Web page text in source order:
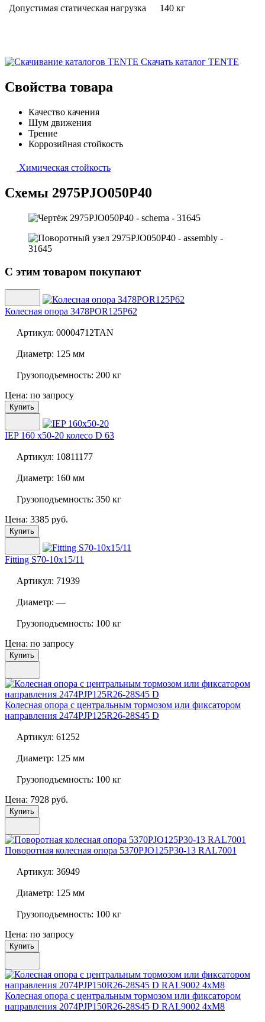
Допустимая статическая нагрузка 140 кг
Скачать каталог TENTE
Свойства товара
Качество качения
Шум движения
Трение
Коррозийная стойкость
Химическая стойкость
Схемы 2975PJO050P40
С этим товаром покупают
Колесная опора 3478POR125P62
Артикул: 00004712TAN
Диаметр: 125 мм
Грузоподъемность: 200 кг
Цена: по запросу
Купить
IEP 160 x50-20 колесо D 63
Артикул: 10811177
Диаметр: 160 мм
Грузоподъемность: 350 кг
Цена: 3385 руб.
Купить
Fitting S70-10x15/11
Артикул: 71939
Диаметр: —
Грузоподъемность: 100 кг
Цена: по запросу
Купить
Колесная опора с центральным тормозом или фиксатором
направления 2474PJP125R26-28S45 D
Артикул: 61252
Диаметр: 125 мм
Грузоподъемность: 100 кг
Цена: 7928 руб.
Купить
Поворотная колесная опора 5370PJO125P30-13 RAL7001
Артикул: 36949
Диаметр: 125 мм
Грузоподъемность: 100 кг
Цена: по запросу
Купить
Колесная опора с центральным тормозом или фиксатором
направления 2074PJP150R26-28S45 D RAL9002 4xM8